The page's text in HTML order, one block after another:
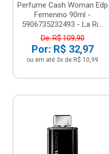
Perfume Cash Woman Edp
Femenino 90ml -
5906735232493 - La Ri...
De: R$ 109,90
Por: R$ 32,97
ou em até 3x de R$ 10,99